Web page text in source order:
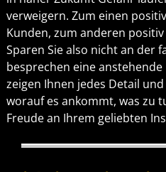
verweigern. Zum einen
Kunden, zum anderen
Sparen Sie also nicht an der
besprechen eine
zeigen Ihnen jedes Detail
worauf es ankommt, was zu
Freude an Ihrem geliebten